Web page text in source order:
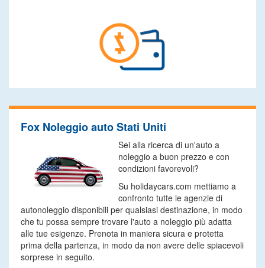
Fox Noleggio auto Stati Uniti
Sei alla ricerca di un'auto a
noleggio a buon prezzo e con
condizioni favorevoli?
Su holidaycars.com mettiamo a
confronto tutte le agenzie di
autonoleggio disponibili per qualsiasi destinazione, in modo
che tu possa sempre trovare l'auto a noleggio più adatta
alle tue esigenze. Prenota in maniera sicura e protetta
prima della partenza, in modo da non avere delle spiacevoli
sorprese in seguito.